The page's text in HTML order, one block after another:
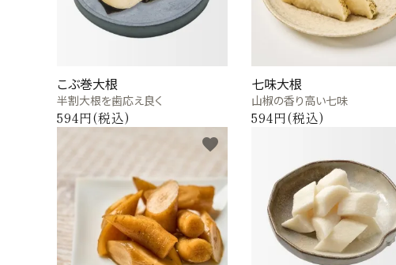
手提げ袋・小袋・保冷袋など
目的から探す
お電話でのご注文
0120-075-493
こぶ巻大根
半割大根を歯応え良く
594円(税込)
七味大根
山椒の香り高い七味
594円(税込)
favorite